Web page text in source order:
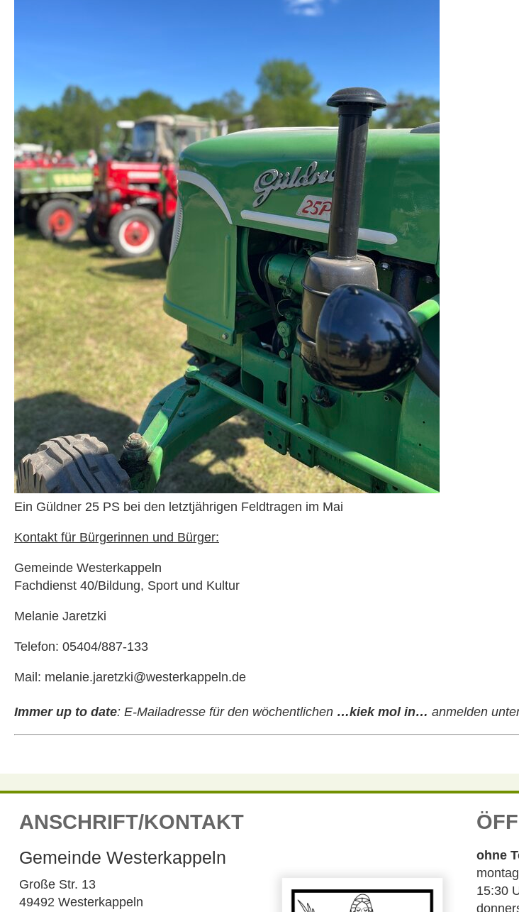
Ein Güldner 25 PS bei den letztjährigen Feldtragen im Mai
Kontakt für Bürgerinnen und Bürger:
Gemeinde Westerkappeln
Fachdienst 40/Bildung, Sport und Kultur
Melanie Jaretzki
Telefon: 05404/887-133
Mail: melanie.jaretzki@westerkappeln.de
Immer up to date: E-Mailadresse für den wöchentlichen …kiek mol in… anmelden
ANSCHRIFT/KONTAKT
Gemeinde Westerkappeln
Große Str. 13
49492 Westerkappeln
ohne
15:30